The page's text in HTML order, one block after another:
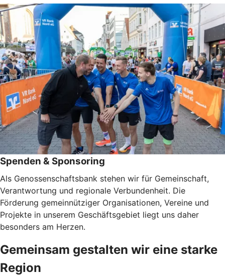
Spenden & Sponsoring
Als Genossenschaftsbank stehen wir für Gemeinschaft,
Verantwortung und regionale Verbundenheit. Die
Förderung gemeinnütziger Organisationen, Vereine und
Projekte in unserem Geschäftsgebiet liegt uns daher
besonders am Herzen.
Gemeinsam gestalten wir eine starke
Region